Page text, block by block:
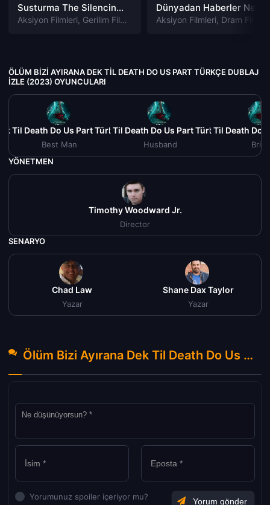
Susturma The Silencing izle
Aksiyon Filmleri, Gerilim Filmleri Gizem Filmleri,Suç Filmleri
Aksiyon Filmleri, Dram Filmleri
ÖLÜM BIZI AYIRANA DEK TIL DEATH DO US PART TÜRKÇE DUBLAJ
IZLE (2023) OYUNCULARI
Til Death Do Us Part Türkçe Dublaj izle (2023)
Best Man
Ölüm Bizi Ayırana Dek Til Death Do Us Part Türkçe Dublaj
Husband
Ölüm Bizi Ayırana Dek Til Death
Bride
Ölüm Bizi
YÖNETMEN
Timothy Woodward Jr.
Director
SENARYO
Chad Law
Yazar
Shane Dax Taylor
Yazar
Ölüm Bizi Ayırana Dek Til Death Do Us Part Türkçe Dublaj izle (2023) Hakkında Yorumlar
Yorumunuz spoiler içeriyor mu?